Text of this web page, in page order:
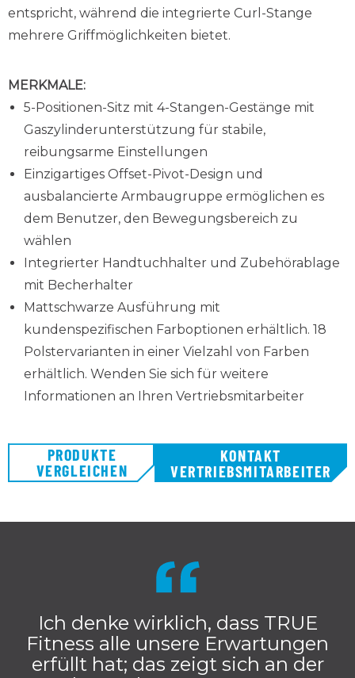
entspricht, während die integrierte Curl-Stange
mehrere Griffmöglichkeiten bietet.
MERKMALE:
5-Positionen-Sitz mit 4-Stangen-Gestänge mit
Gaszylinderunterstützung für stabile,
reibungsarme Einstellungen
Einzigartiges Offset-Pivot-Design und
ausbalancierte Armbaugruppe ermöglichen es
dem Benutzer, den Bewegungsbereich zu
wählen
Integrierter Handtuchhalter und Zubehörablage
mit Becherhalter
Mattschwarze Ausführung mit
kundenspezifischen Farboptionen erhältlich. 18
Polstervarianten in einer Vielzahl von Farben
erhältlich. Wenden Sie sich für weitere
Informationen an Ihren Vertriebsmitarbeiter
PRODUKTE
VERGLEICHEN
KONTAKT
VERTRIEBSMITARBEITER
Ich denke wirklich, dass TRUE
Fitness alle unsere Erwartungen
erfüllt hat; das zeigt sich an der